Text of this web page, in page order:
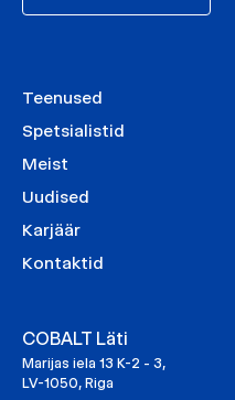
Teenused
Spetsialistid
Meist
Uudised
Karjäär
Kontaktid
COBALT Läti
Marijas iela 13 K-2 - 3,
LV-1050, Riga